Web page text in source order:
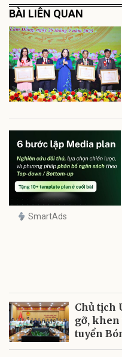
BÀI LIÊN QUAN
SmartAds
Chủ tịch
gỡ,
tuyển